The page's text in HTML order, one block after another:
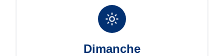
Dimanche